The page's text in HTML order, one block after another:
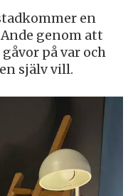
en
genom att
på var och
själv vill.